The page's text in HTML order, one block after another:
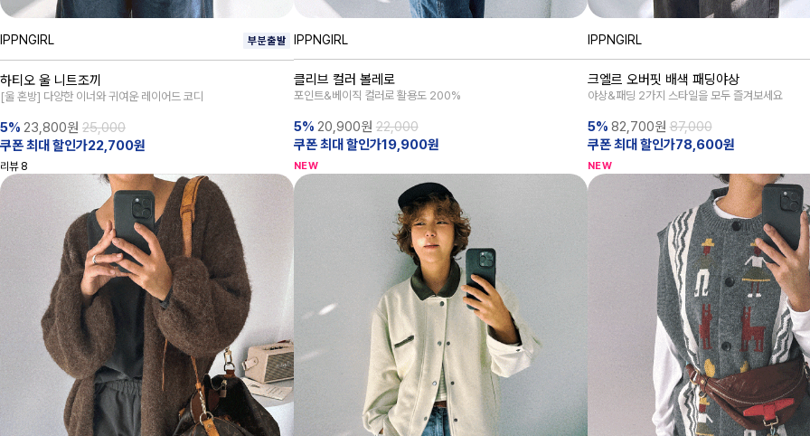
IPPNGIRL
하티오 울 니트조끼
[울 혼방] 다양한 이너와 귀여운 레이어드 코디
5% 23,800원 25,000
쿠폰 최대 할인가22,700원
리뷰 8
IPPNGIRL
클리브 컬러 볼레로
포인트&베이직 컬러로 활용도 200%
5% 20,900원 22,000
쿠폰 최대 할인가19,900원
NEW
IPPNGIRL
크엘르 오버핏 배색 패딩야상
야상&패딩 2가지 스타일을 모두 즐겨보세요
5% 82,700원 87,000
쿠폰 최대 할인가78,600원
NEW